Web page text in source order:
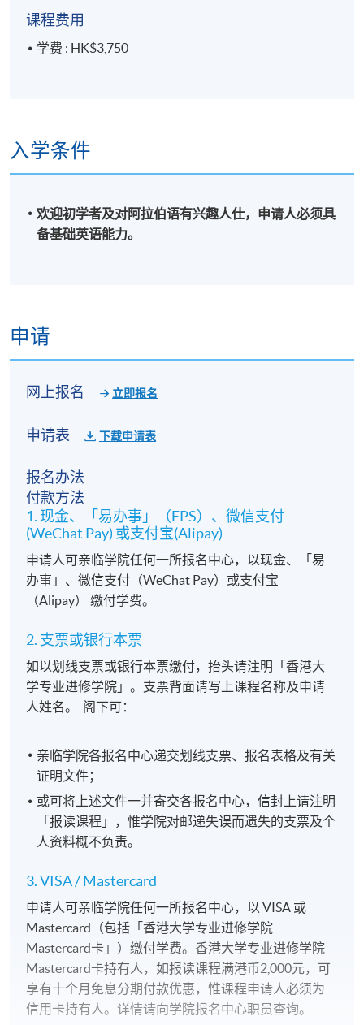
课程费用
学费 : HK$3,750
入学条件
欢迎初学者及对阿拉伯语有兴趣人仕，申请人必须具
备基础英语能力。
申请
网上报名 立即报名
申请表 下载申请表
报名办法
付款方法
1. 现金、「易办事」（EPS）、微信支付
(WeChat Pay) 或支付宝(Alipay)
申请人可亲临学院任何一所报名中心，以现金、「易
办事」、微信支付（WeChat Pay）或支付宝
（Alipay） 缴付学费。
2. 支票或银行本票
如以划线支票或银行本票缴付，抬头请注明「香港大
学专业进修学院」。支票背面请写上课程名称及申请
人姓名。 阁下可：
亲临学院各报名中心递交划线支票、报名表格及有关
证明文件；
或可将上述文件一并寄交各报名中心，信封上请注明
「报读课程」，惟学院对邮递失误而遗失的支票及个
人资料概不负责。
3. VISA / Mastercard
申请人可亲临学院任何一所报名中心，以 VISA 或
Mastercard（包括「香港大学专业进修学院
Mastercard卡」）缴付学费。香港大学专业进修学院
Mastercard卡持有人，如报读课程满港币2,000元，可
享有十个月免息分期付款优惠，惟课程申请人必须为
信用卡持有人。详情请向学院报名中心职员查询。